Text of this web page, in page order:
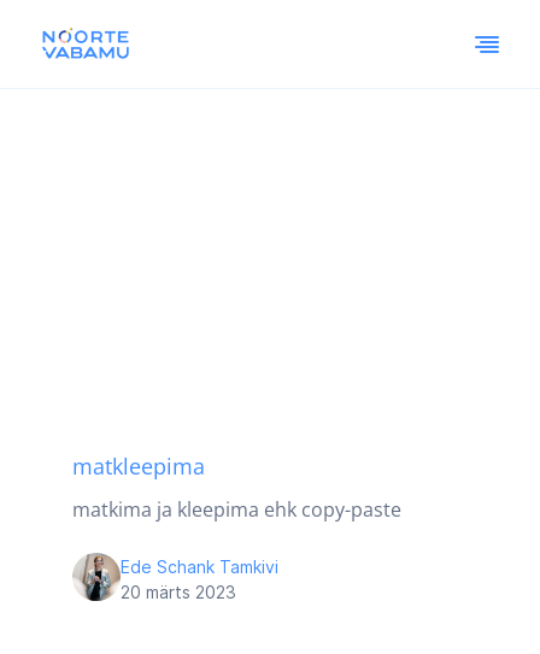
matkleepima
matkima ja kleepima ehk copy-paste
Ede Schank Tamkivi
20 märts 2023